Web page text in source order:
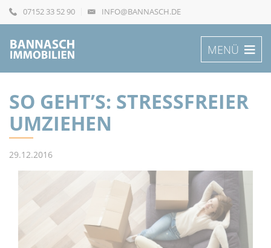
07152 33 52 90 INFO@BANNASCH.DE
MENÜ
SO GEHT’S: STRESSFREIER
UMZIEHEN
29.12.2016